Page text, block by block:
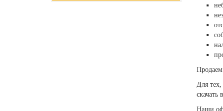
Для
Наши